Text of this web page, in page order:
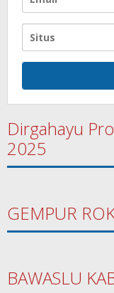
Dirgahayu
2025
GEMPUR
BAWASLU